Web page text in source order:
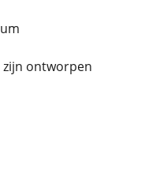
zijn ontworpen